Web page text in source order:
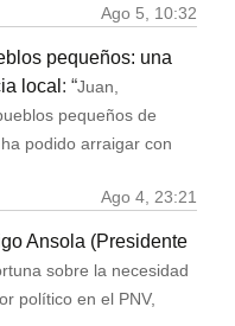
Ago 5, 10:32
pequeños: una
local : “Juan,
pequeños de
podido arraigar con
Ago 4, 23:21
Ansola (Presidente
sobre la necesidad
político en el PNV,